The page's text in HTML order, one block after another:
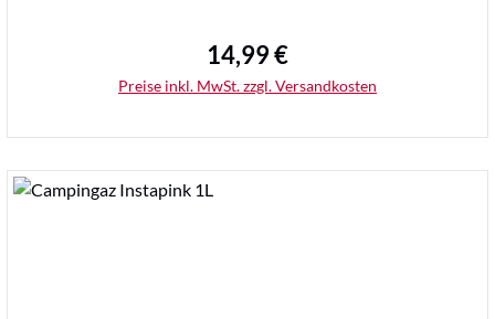
Regulärer Preis:
14,99 €
Preise inkl. MwSt. zzgl. Versandkosten